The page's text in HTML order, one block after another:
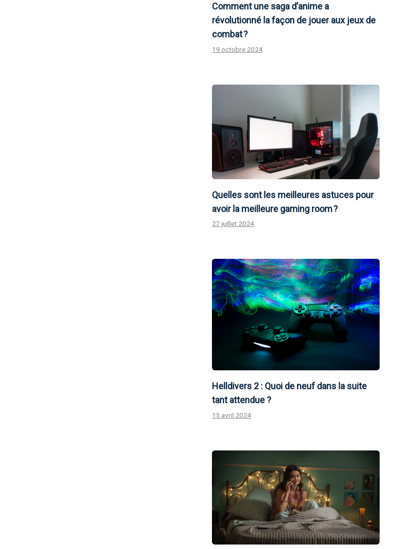
Comment une saga d’anime a
révolutionné la façon de jouer aux jeux de
combat ?
19 octobre 2024
Quelles sont les meilleures astuces pour
avoir la meilleure gaming room ?
27 juillet 2024
Helldivers 2 : Quoi de neuf dans la suite
tant attendue ?
15 avril 2024